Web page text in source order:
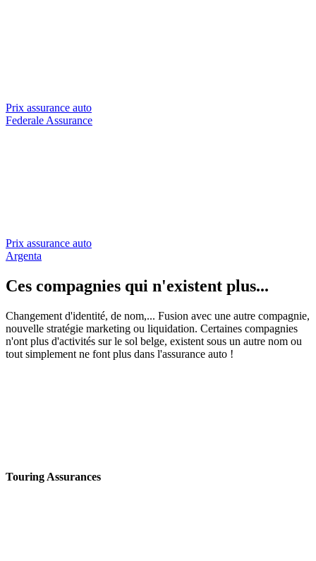
Prix assurance auto
Federale Assurance
Prix assurance auto
Argenta
Ces compagnies qui n'existent plus...
Changement d'identité, de nom,... Fusion avec une autre compagnie,
nouvelle stratégie marketing ou liquidation. Certaines compagnies
n'ont plus d'activités sur le sol belge, existent sous un autre nom ou
tout simplement ne font plus dans l'assurance auto !
Touring Assurances